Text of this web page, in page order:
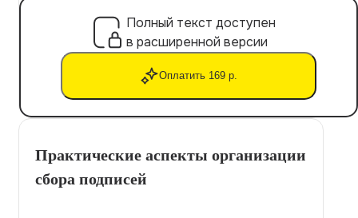
Полный текст доступен
в расширенной версии
Оплатить 169 р.
Практические аспекты организации
сбора подписей